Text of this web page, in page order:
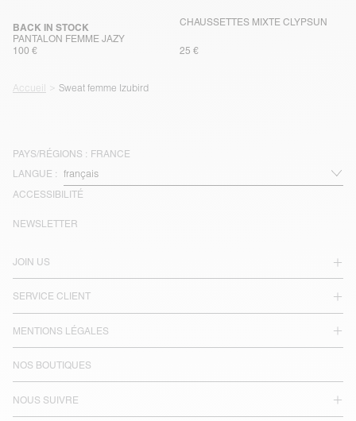
PANTALON FEMME JAZY
BACK IN STOCK
100 €
CHAUSSETTES MIXTE CLYPSUN
25 €
Accueil Sweat femme Izubird
PAYS/RÉGIONS : FRANCE
LANGUE :
ACCESSIBILITÉ
JOIN US
SERVICE CLIENT
MENTIONS LÉGALES
NOS BOUTIQUES
NOUS SUIVRE
NEWSLETTER